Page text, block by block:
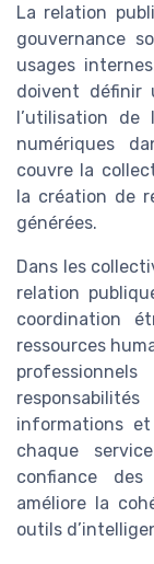
La relation
gouvernance
usages
doivent définir
l’utilisation de
numériques
couvre la
la création de
générées.
Dans les
relation
coordination
ressources
informations
chaque
confiance
améliore la
outils